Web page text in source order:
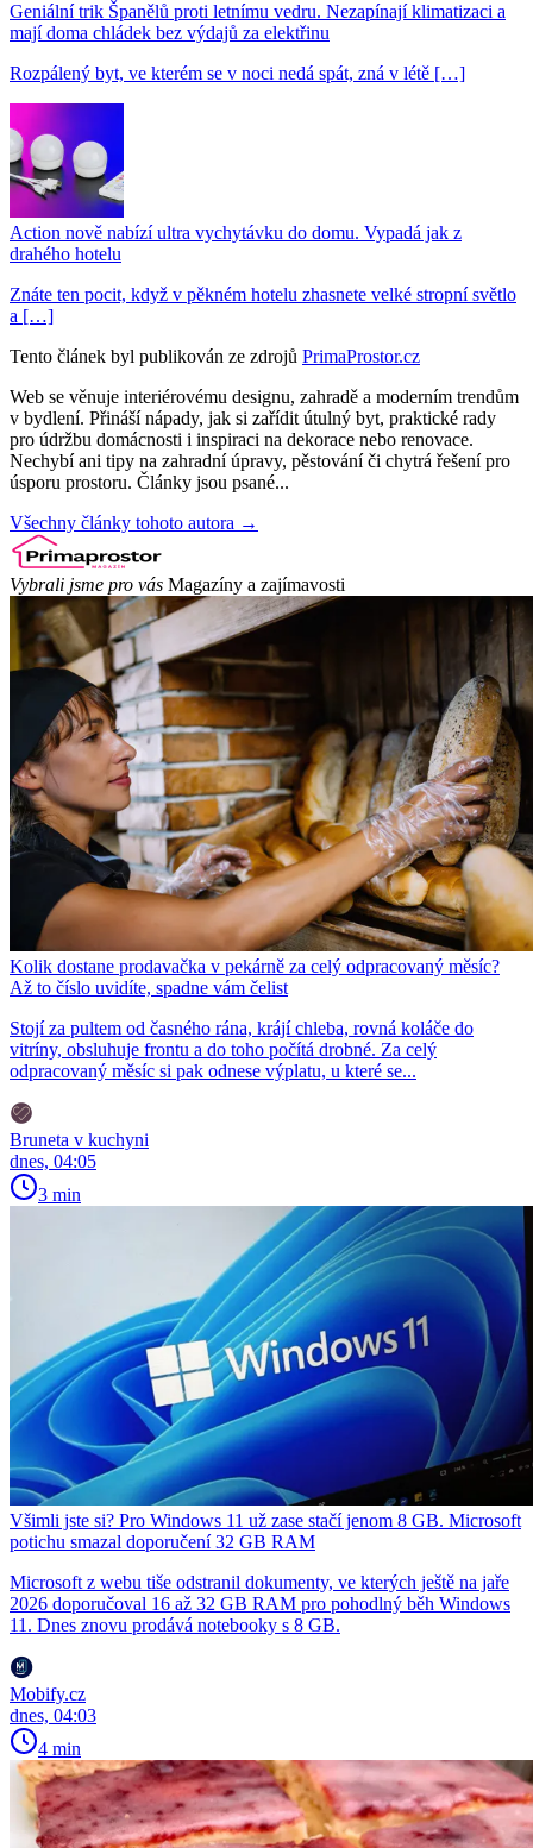
Geniální trik Španělů proti letnímu vedru. Nezapínají klimatizaci a
mají doma chládek bez výdajů za elektřinu
Rozpálený byt, ve kterém se v noci nedá spát, zná v létě […]
Action nově nabízí ultra vychytávku do domu. Vypadá jak z
drahého hotelu
Znáte ten pocit, když v pěkném hotelu zhasnete velké stropní světlo
a […]
Tento článek byl publikován ze zdrojů PrimaProstor.cz
Web se věnuje interiérovému designu, zahradě a moderním trendům
v bydlení. Přináší nápady, jak si zařídit útulný byt, praktické rady
pro údržbu domácnosti i inspiraci na dekorace nebo renovace.
Nechybí ani tipy na zahradní úpravy, pěstování či chytrá řešení pro
úsporu prostoru. Články jsou psané...
Všechny články tohoto autora →
Vybrali jsme pro vás Magazíny a zajímavosti
Kolik dostane prodavačka v pekárně za celý odpracovaný měsíc?
Až to číslo uvidíte, spadne vám čelist
Stojí za pultem od časného rána, krájí chleba, rovná koláče do
vitríny, obsluhuje frontu a do toho počítá drobné. Za celý
odpracovaný měsíc si pak odnese výplatu, u které se...
Bruneta v kuchyni
dnes, 04:05
3 min
Všimli jste si? Pro Windows 11 už zase stačí jenom 8 GB. Microsoft
potichu smazal doporučení 32 GB RAM
Microsoft z webu tiše odstranil dokumenty, ve kterých ještě na jaře
2026 doporučoval 16 až 32 GB RAM pro pohodlný běh Windows
11. Dnes znovu prodává notebooky s 8 GB.
Mobify.cz
dnes, 04:03
4 min